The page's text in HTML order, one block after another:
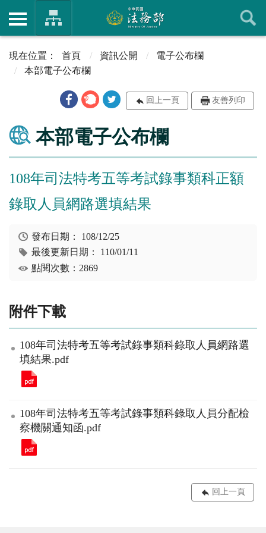
首頁 資訊公開
電子公布欄
本部電子公布欄
回上一頁 友善列印
本部電子公布欄
108年司法特考五等考試錄事類科正額
錄取人員網路選填結果
發布日期： 108/12/25
最後更新日期： 110/01/11
點閱次數：2869
附件下載
108年司法特考五等考試錄事類科錄取人員網路選
填結果.pdf
108年司法特考五等考試錄事類科錄取人員分配檢
察機關通知函.pdf
回上一頁